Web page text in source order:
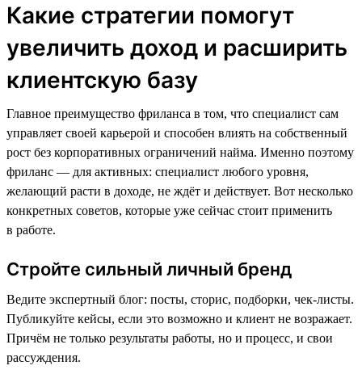
Какие стратегии помогут
увеличить доход и расширить
клиентскую базу
Главное преимущество фриланса в том, что специалист сам
управляет своей карьерой и способен влиять на собственный
рост без корпоративных ограничений найма. Именно поэтому
фриланс — для активных: специалист любого уровня,
желающий расти в доходе, не ждёт и действует. Вот несколько
конкретных советов, которые уже сейчас стоит применить
в работе.
Стройте сильный личный бренд
Ведите экспертный блог: посты, сторис, подборки, чек-листы.
Публикуйте кейсы, если это возможно и клиент не возражает.
Причём не только результаты работы, но и процесс, и свои
рассуждения.